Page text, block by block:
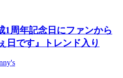
1周年記念日にファンから
日です』トレンド入り